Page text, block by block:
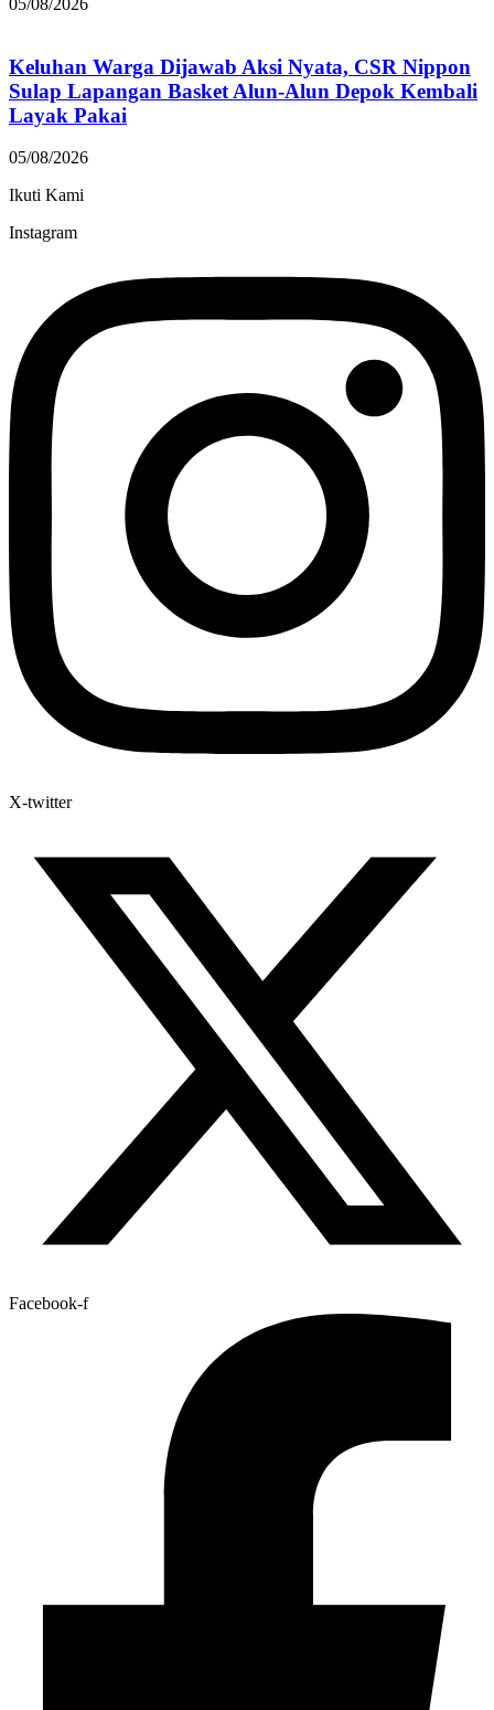
Keluhan Warga Dijawab Aksi Nyata, CSR Nippon
Sulap Lapangan Basket Alun-Alun Depok Kembali
Layak Pakai
05/08/2026
Ikuti Kami
Instagram
X-twitter
Facebook-f